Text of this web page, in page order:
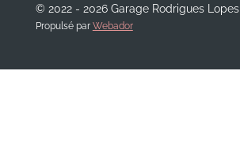
© 2022 - 2026 Garage Rodrigues Lopes
Propulsé par Webador